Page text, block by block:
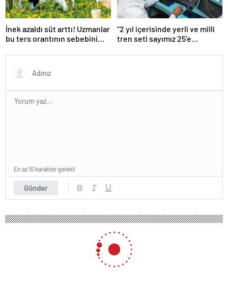
İnek azaldı süt arttı! Uzmanlar
bu ters orantının sebebini
“2 yıl içerisinde yerli ve milli
tren seti sayımız 25’e
Gönder
En az 10 karakter gerekli